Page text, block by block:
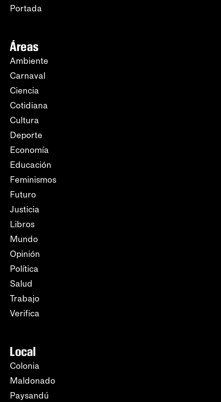
Portada
Áreas
Ambiente
Carnaval
Ciencia
Cotidiana
Cultura
Deporte
Economía
Educación
Feminismos
Futuro
Justicia
Libros
Mundo
Opinión
Política
Salud
Trabajo
Verifica
Local
Colonia
Maldonado
Paysandú